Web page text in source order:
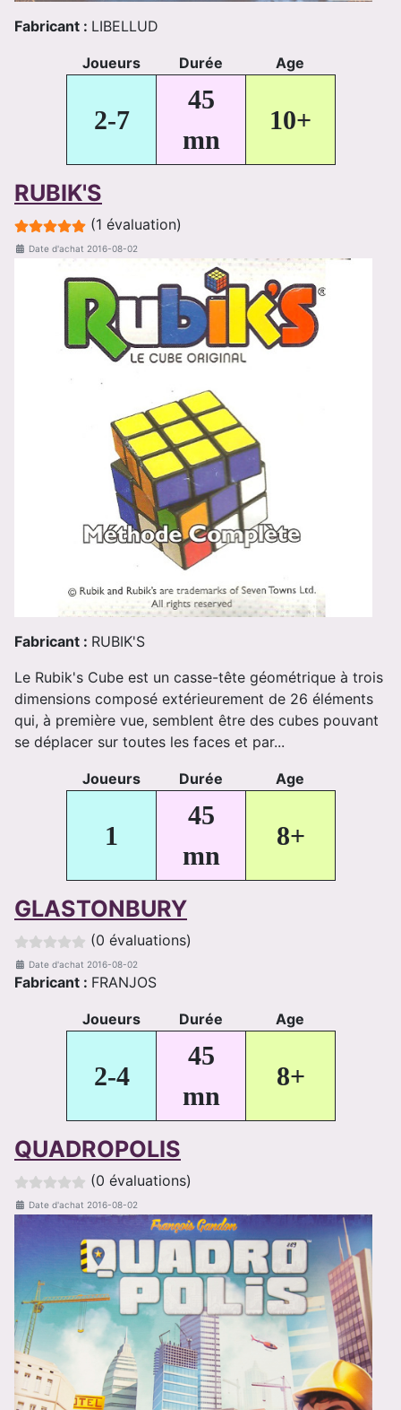
Fabricant : LIBELLUD
Joueurs Durée Age
2-7
45
mn
10+
RUBIK'S
Evaluation de l'utilisateur :
(1 évaluation)
Date d'achat 2016-08-02
Fabricant : RUBIK'S
Le Rubik's Cube est un casse-tête géométrique à trois
dimensions composé extérieurement de 26 éléments
qui, à première vue, semblent être des cubes pouvant
se déplacer sur toutes les faces et par...
Joueurs Durée Age
1
45
mn
8+
GLASTONBURY
(0 évaluations)
Date d'achat 2016-08-02
Fabricant : FRANJOS
Joueurs Durée Age
2-4
45
mn
8+
QUADROPOLIS
(0 évaluations)
Date d'achat 2016-08-02